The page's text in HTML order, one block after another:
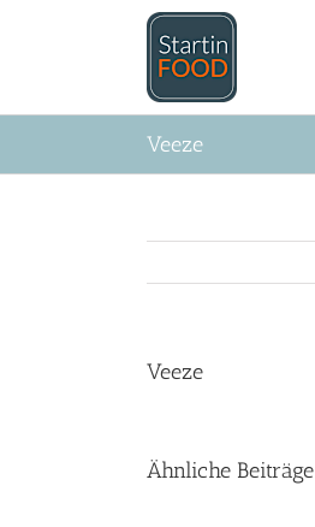
Veeze
Veeze
Ähnliche Beiträge